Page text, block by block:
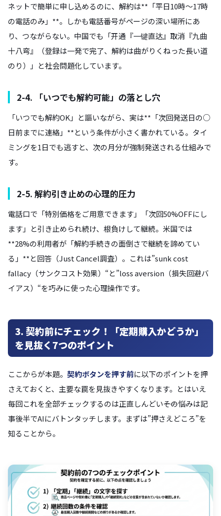
ネットで簡単に申し込めるのに、解約は**「平日10時〜17時
の電話のみ」**。しかも電話番号がページの深い場所にあ
り、つながらない。中国でも「开通『一键直达』取消『九曲
十八弯』（登録は一発で完了、解約は曲がりくねった長い道
のり）」と社会問題化しています。
2-4. 「いつでも解約可能」の落とし穴
「いつでも解約OK」と謳いながら、実は**「次回発送日の○
日前までに連絡」**という条件が小さく書かれている。タイ
ミングを1日でも逃すと、次の月分が強制発送される仕組みで
す。
2-5. 解約引き止めの心理的圧力
電話口で「特別価格をご用意できます」「次回50%OFFにし
ます」と引き止められ続け、根負けして継続。米国では
**28%の利用者が「解約手続きの面倒さで継続を諦めてい
る」**と回答（Just Cancel調査）。これは”sunk cost
fallacy（サンクコスト効果）“と”loss aversion（損失回避バ
イアス）“を巧みに使った心理操作です。
3. 契約前にチェック！「定期購入かどうか」
を見抜く7つのポイント
ここからが本題。 契約ボタンを押す前に以下のポイントを押
さえておくと、主要な罠を見抜きやすくなります。とはいえ
毎回これを全部チェックするのは正直しんどい――その悩みは記
事後半でAIにバトンタッチします。まずは”押さえどころ”を
知ることから。